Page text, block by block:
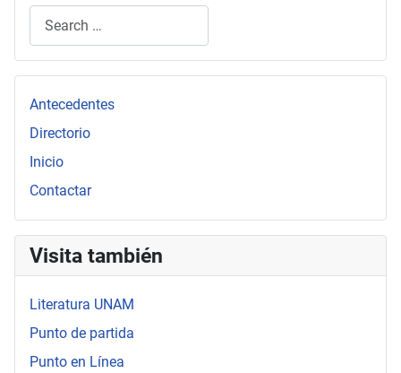
Antecedentes
Directorio
Inicio
Contactar
Visita también
Literatura UNAM
Punto de partida
Punto en Línea